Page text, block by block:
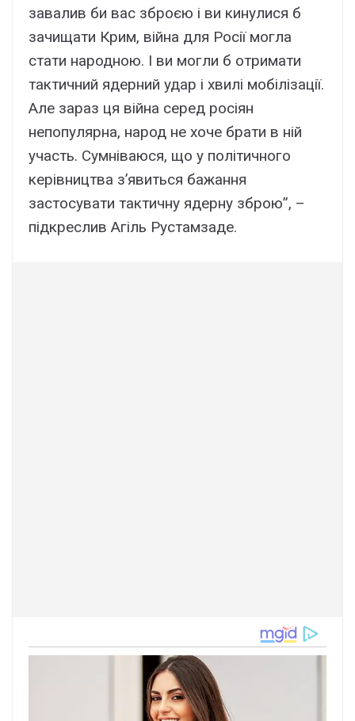
завалив би вас зброєю і ви кинулися б
зачищати Крим, війна для Росії могла
стати народною. І ви могли б отримати
тактичний ядерний удар і хвилі мобілізації.
Але зараз ця війна серед росіян
непопулярна, народ не хоче брати в ній
участь. Сумніваюся, що у політичного
керівництва з’явиться бажання
застосувати тактичну ядерну зброю”, –
підкреслив Агіль Рустамзаде.